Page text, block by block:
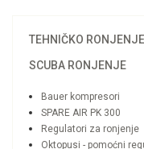
TEHNIČKO RONJENJE
SCUBA RONJENJE
Bauer kompresori
SPARE AIR PK 300
Regulatori za ronjenje
Oktopusi - pomoćni